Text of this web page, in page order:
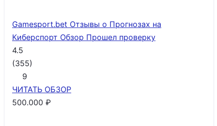
Gamesport.bet Отзывы о Прогнозах на
Киберспорт Обзор Прошел проверку
4.5
(355)
9
ЧИТАТЬ ОБЗОР
500.000 ₽